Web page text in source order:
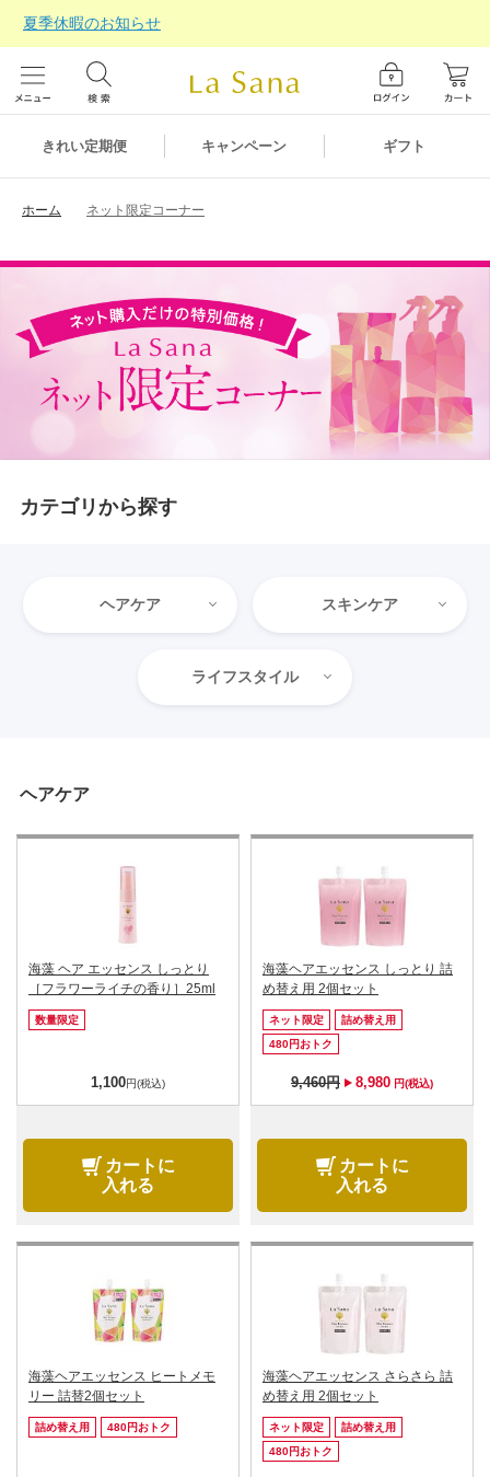
夏季休暇のお知らせ
きれい定期便 キャンペーン ギフト
ホーム ネット限定コーナー
カテゴリから探す
ヘアケア スキンケア
ライフスタイル
ヘアケア
海藻 ヘア エッセンス しっとり
［フラワーライチの香り］25ml
数量限定
1,100円(税込)
カートに
入れる
海藻ヘアエッセンス しっとり 詰
め替え用 2個セット
ネット限定
詰め替え用
480円おトク
9,460円 8,980 円(税込)
カートに
入れる
海藻ヘアエッセンス ヒートメモ
リー 詰替2個セット
詰め替え用 480円おトク
海藻ヘアエッセンス さらさら 詰
め替え用 2個セット
ネット限定
詰め替え用
480円おトク